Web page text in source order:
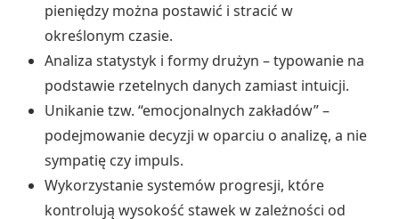
pieniędzy można postawić i stracić w
określonym czasie.
Analiza statystyk i formy drużyn – typowanie na
podstawie rzetelnych danych zamiast intuicji.
Unikanie tzw. “emocjonalnych zakładów” –
podejmowanie decyzji w oparciu o analizę, a nie
sympatię czy impuls.
Wykorzystanie systemów progresji, które
kontrolują wysokość stawek w zależności od